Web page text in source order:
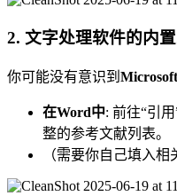
2. 文字处理软件的内
你可能没有意识到
在Word中: 前往“引
整的参考文献列表。
（需要你自己填入相